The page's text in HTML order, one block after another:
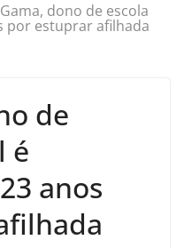
dono de escola
por estuprar afilhada
de
é
anos